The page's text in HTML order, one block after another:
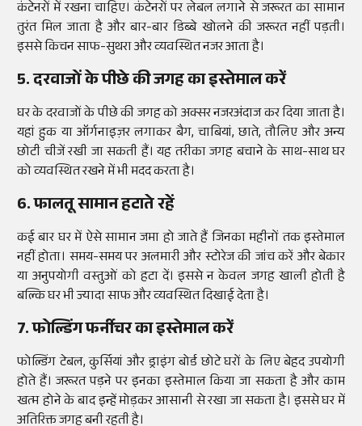
कंटेनरों में रखना चाहिए। कंटेनरों पर लेबल लगाने से जरूरत का सामान
तुरंत मिल जाता है और बार-बार डिब्बे खोलने की जरूरत नहीं पड़ती।
इससे किचन साफ-सुथरा और व्यवस्थित नजर आता है।
5. दरवाजों के पीछे की जगह का इस्तेमाल करें
घर के दरवाजों के पीछे की जगह को अक्सर नजरअंदाज कर दिया जाता है।
यहां हुक या ऑर्गनाइज़र लगाकर बैग, चाबियां, छाते, तौलिए और अन्य
छोटी चीजें रखी जा सकती हैं। यह तरीका जगह बचाने के साथ-साथ घर
को व्यवस्थित रखने में भी मदद करता है।
6. फालतू सामान हटाते रहें
कई बार घर में ऐसे सामान जमा हो जाते हैं जिनका महीनों तक इस्तेमाल
नहीं होता। समय-समय पर अलमारी और स्टोरेज की जांच करें और बेकार
या अनुपयोगी वस्तुओं को हटा दें। इससे न केवल जगह खाली होती है
बल्कि घर भी ज्यादा साफ और व्यवस्थित दिखाई देता है।
7. फोल्डिंग फर्नीचर का इस्तेमाल करें
फोल्डिंग टेबल, कुर्सियां और ड्राइंग बोर्ड छोटे घरों के लिए बेहद उपयोगी
होते हैं। जरूरत पड़ने पर इनका इस्तेमाल किया जा सकता है और काम
खत्म होने के बाद इन्हें मोड़कर आसानी से रखा जा सकता है। इससे घर में